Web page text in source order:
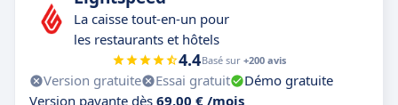
La caisse tout-en-un pour
les restaurants et hôtels
4.4Basé sur +200 avis
Version gratuite Essai gratuit
Démo gratuite
Version payante dès 69,00 € /mois